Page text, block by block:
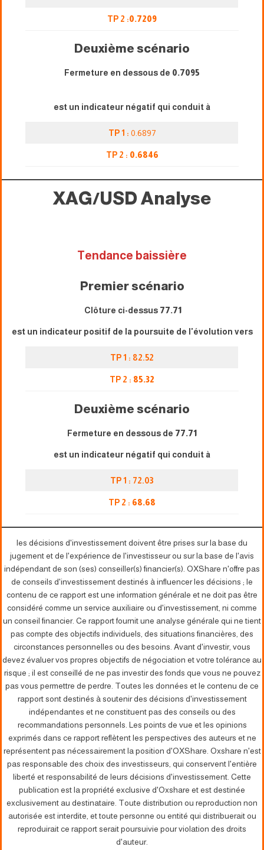
TP 2 :0.7209
Deuxième scénario
Fermeture en dessous de 0.7095
est un indicateur négatif qui conduit à
TP 1 : 0.6897
TP 2 : 0.6846
XAG/USDAnalyse
Tendance baissière
Premier scénario
Clôture ci-dessus 77.71
est un indicateur positif de la poursuite de l'évolution vers
TP 1 : 82.52
TP 2 : 85.32
Deuxième scénario
Fermeture en dessous de 77.71
est un indicateur négatif qui conduit à
TP 1 : 72.03
TP 2 : 68.68
les décisions d'investissement doivent être prises sur la base du
jugement et de l'expérience de l'investisseur ou sur la base de l'avis
indépendant de son (ses) conseiller(s) financier(s). OXShare n'offre pas
de conseils d'investissement destinés à influencer les décisions ; le
contenu de ce rapport est une information générale et ne doit pas être
considéré comme un service auxiliaire ou d'investissement, ni comme
un conseil financier. Ce rapport fournit une analyse générale qui ne tient
pas compte des objectifs individuels, des situations financières, des
circonstances personnelles ou des besoins. Avant d'investir, vous
devez évaluer vos propres objectifs de négociation et votre tolérance au
risque ; il est conseillé de ne pas investir des fonds que vous ne pouvez
pas vous permettre de perdre. Toutes les données et le contenu de ce
rapport sont destinés à soutenir des décisions d'investissement
indépendantes et ne constituent pas des conseils ou des
recommandations personnels. Les points de vue et les opinions
exprimés dans ce rapport reflètent les perspectives des auteurs et ne
représentent pas nécessairement la position d'OXShare. Oxshare n'est
pas responsable des choix des investisseurs, qui conservent l'entière
liberté et responsabilité de leurs décisions d'investissement. Cette
publication est la propriété exclusive d'Oxshare et est destinée
exclusivement au destinataire. Toute distribution ou reproduction non
autorisée est interdite, et toute personne ou entité qui distribuerait ou
reproduirait ce rapport serait poursuivie pour violation des droits
d'auteur.